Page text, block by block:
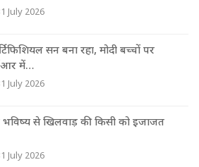
July 2026
सन बना रहा, मोदी बच्चों पर
में…
July 2026
भविष्य से खिलवाड़ की किसी को इजाजत
July 2026